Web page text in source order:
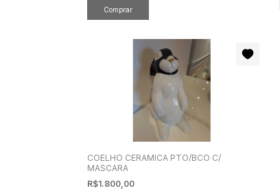
COELHO CERAMICA PTO/BCO C/
MASCARA
R$1.800,00